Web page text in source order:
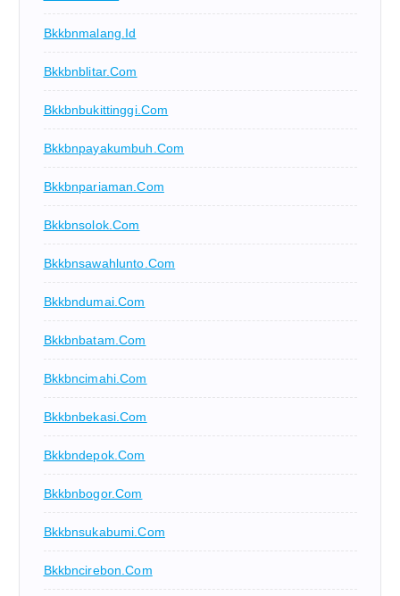
Bkkbnmalang.id
Bkkbnblitar.com
Bkkbnbukittinggi.com
Bkkbnpayakumbuh.com
Bkkbnpariaman.com
Bkkbnsolok.com
Bkkbnsawahlunto.com
Bkkbndumai.com
Bkkbnbatam.com
Bkkbncimahi.com
Bkkbnbekasi.com
Bkkbndepok.com
Bkkbnbogor.com
Bkkbnsukabumi.com
Bkkbncirebon.com